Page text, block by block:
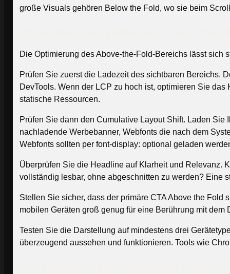
große Visuals gehören Below the Fold, wo sie beim
Die Optimierung des Above-the-Fold-Bereichs lässt sich
Prüfen Sie zuerst die Ladezeit des sichtbaren Bereichs.
DevTools. Wenn der LCP zu hoch ist, optimieren Sie
statische Ressourcen.
Prüfen Sie dann den Cumulative Layout Shift. Laden
nachladende Werbebanner, Webfonts die nach dem
Webfonts sollten per font-display: optional geladen
Überprüfen Sie die Headline auf Klarheit und Relevanz.
vollständig lesbar, ohne abgeschnitten zu werden? Eine
Stellen Sie sicher, dass der primäre CTA Above the
mobilen Geräten groß genug für eine Berührung mit
Testen Sie die Darstellung auf mindestens drei
überzeugend aussehen und funktionieren. Tools wie